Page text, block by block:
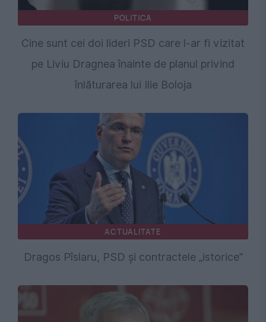
POLITICA
Cine sunt cei doi lideri PSD care l-ar fi vizitat
pe Liviu Dragnea înainte de planul privind
înlăturarea lui Ilie Boloja
ACTUALITATE
Dragos Pîslaru, PSD și contractele „istorice”